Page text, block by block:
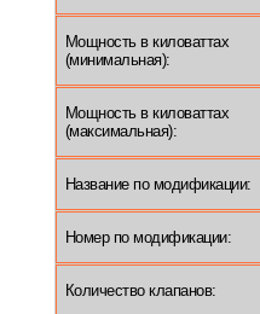
Мощность в киловаттах
(минимальная):
Мощность в киловаттах
(максимальная):
Название по модификации:
Номер по модификации:
Количество клапанов: